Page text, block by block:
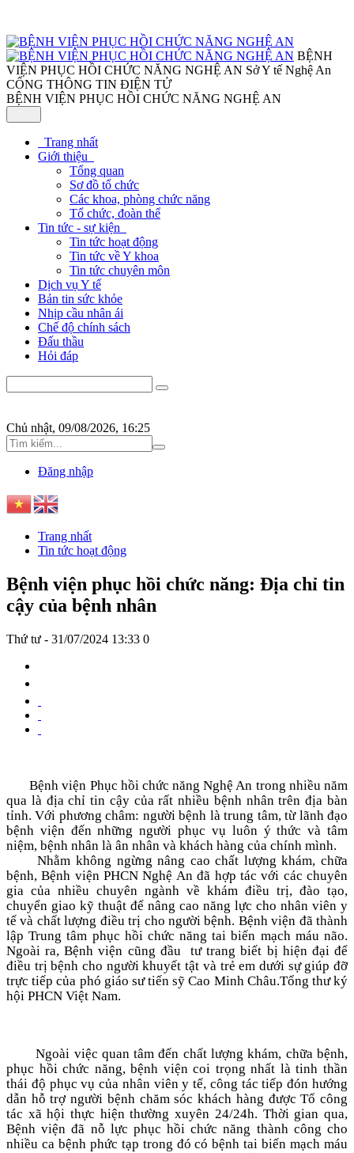
BỆNH
VIỆN PHỤC HỒI CHỨC NĂNG NGHỆ AN Sở Y tế Nghệ An
CỔNG THÔNG TIN ĐIỆN TỬ
BỆNH VIỆN PHỤC HỒI CHỨC NĂNG NGHỆ AN
Trang nhất
Giới thiệu
Tổng quan
Sơ đồ tổ chức
Các khoa, phòng chức năng
Tổ chức, đoàn thể
Tin tức - sự kiện
Tin tức hoạt động
Tin tức về Y khoa
Tin tức chuyên môn
Dịch vụ Y tế
Bản tin sức khỏe
Nhịp cầu nhân ái
Chế độ chính sách
Đấu thầu
Hỏi đáp
Chủ nhật, 09/08/2026, 16:25
Đăng nhập
Trang nhất
Tin tức hoạt động
Bệnh viện phục hồi chức năng: Địa chỉ tin
cậy của bệnh nhân
Thứ tư - 31/07/2024 13:33 0
Bệnh viện Phục hồi chức năng Nghệ An trong nhiều năm
qua là địa chỉ tin cậy của rất nhiều bệnh nhân trên địa bàn
tỉnh. Với phương châm: người bệnh là trung tâm, từ lãnh đạo
bệnh viện đến những người phục vụ luôn ý thức và tâm
niệm, bệnh nhân là ân nhân và khách hàng của chính mình.
Nhằm không ngừng nâng cao chất lượng khám, chữa
bệnh, Bệnh viện PHCN Nghệ An đã hợp tác với các chuyên
gia của nhiều chuyên ngành về khám điều trị, đào tạo,
chuyển giao kỹ thuật để nâng cao năng lực cho nhân viên y
tế và chất lượng điều trị cho người bệnh. Bệnh viện đã thành
lập Trung tâm phục hồi chức năng tai biến mạch máu não.
Ngoài ra, Bệnh viện cũng đầu tư trang biết bị hiện đại để
điều trị bệnh cho người khuyết tật và trẻ em dưới sự giúp đỡ
trực tiếp của phó giáo sư tiến sỹ Cao Minh Châu.Tổng thư ký
hội PHCN Việt Nam.
Ngoài việc quan tâm đến chất lượng khám, chữa bệnh,
phục hồi chức năng, bệnh viện coi trọng nhất là tinh thần
thái độ phục vụ của nhân viên y tế, công tác tiếp đón hướng
dẫn hỗ trợ người bệnh chăm sóc khách hàng được Tổ công
tác xã hội thực hiện thường xuyên 24/24h. Thời gian qua,
Bệnh viện đã nỗ lực phục hồi chức năng thành công cho
nhiều ca bệnh phức tạp trong đó có bệnh tai biến mạch máu